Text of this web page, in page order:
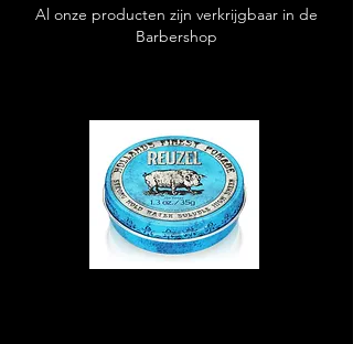
Al onze producten zijn verkrijgbaar in de
Barbershop